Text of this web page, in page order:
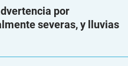
por
severas, y lluvias